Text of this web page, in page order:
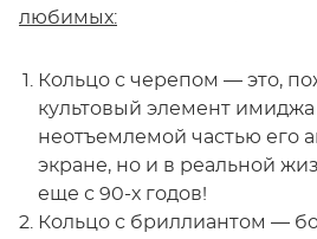
любимых:
Кольцо с черепом — это,
культовый элемент
неотъемлемой частью его
экране, но и в реальной
еще с 90-х годов!
Кольцо с бриллиантом —